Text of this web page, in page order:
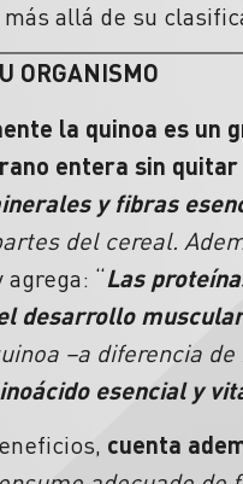
más allá de su
ORGANISMO
la quinoa es un
entera sin
y fibras
del cereal.
“Las
desarrollo
–a diferencia
esencial y
cuenta